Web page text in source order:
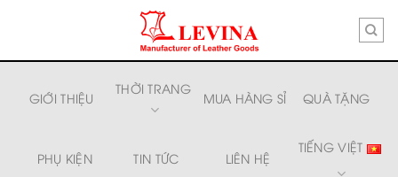
GIỚI THIỆU
THỜI TRANG
MUA HÀNG SỈ QUÀ TẶNG
PHỤ KIỆN TIN TỨC LIÊN HỆ
TIẾNG VIỆT